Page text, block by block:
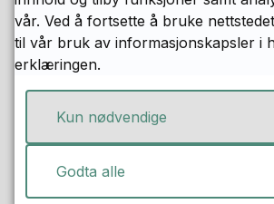
unge og de løsninger som best
deres behov og interesser i
Barnerepresentanten skal gis
uttalerett i de deler av planlegginga
behandla av det faste utvalget for
vår. Ved å fortsette å bruke
til vår bruk av informasjonskapsler i
erklæringen.
Kun nødvendige
Godta alle